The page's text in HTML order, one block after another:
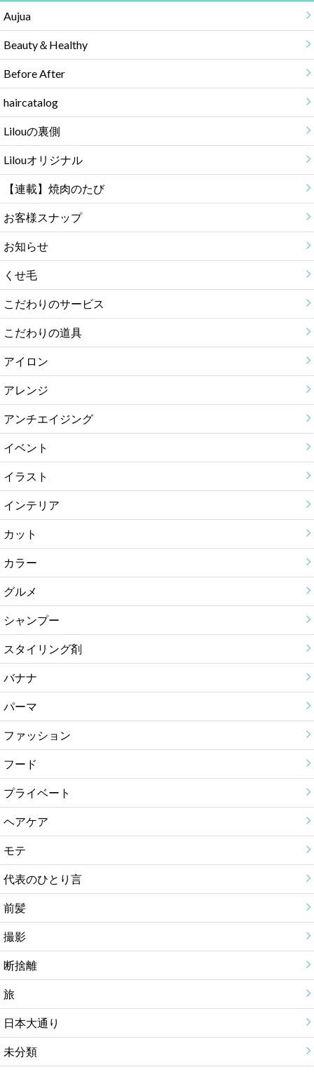
Aujua
Beauty＆Healthy
Before After
haircatalog
Lilouの裏側
Lilouオリジナル
【連載】焼肉のたび
お客様スナップ
お知らせ
くせ毛
こだわりのサービス
こだわりの道具
アイロン
アレンジ
アンチエイジング
イベント
イラスト
インテリア
カット
カラー
グルメ
シャンプー
スタイリング剤
バナナ
パーマ
ファッション
フード
プライベート
ヘアケア
モテ
代表のひとり言
前髪
撮影
断捨離
旅
日本大通り
未分類